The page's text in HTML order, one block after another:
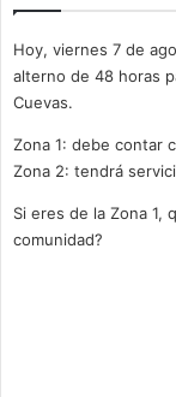
Hoy, viernes 7 de
alterno de 48 horas
Cuevas.
Zona 1: debe contar
Zona 2: tendrá
Si eres de la Zona 1,
comunidad?